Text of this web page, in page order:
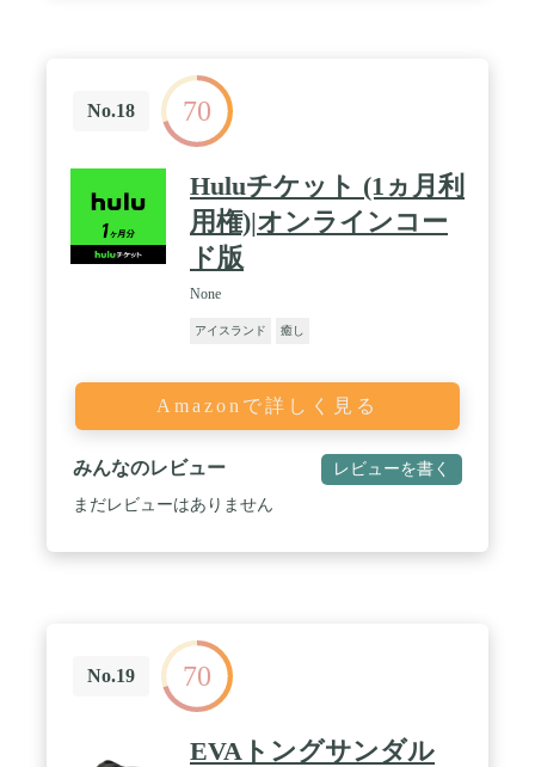
No.18 70
Huluチケット (1ヵ月利
用権)|オンラインコー
ド版
None
アイスランド 癒し
Amazonで詳しく見る
みんなのレビュー レビューを書く
まだレビューはありません
No.19 70
EVAトングサンダル